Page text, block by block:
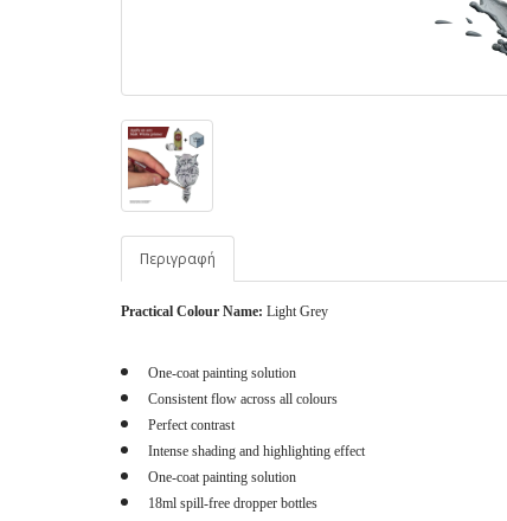
Περιγραφή
Practical Colour Name: Light Grey
One-coat painting solution
Consistent flow across all colours
Perfect contrast
Intense shading and highlighting effect
One-coat painting solution
18ml spill-free dropper bottles